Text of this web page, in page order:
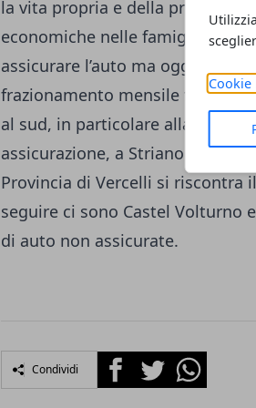
Cookie
la vita propria e della propria
economiche nelle famiglie
assicurare l’auto ma oggi molte
frazionamento mensile
al sud, in particolare alla
assicurazione, a Striano e
Provincia di Vercelli si riscontra
seguire ci sono Castel Volturno
di auto non assicurate.
Condividi FacebookTwitterWhatsapp